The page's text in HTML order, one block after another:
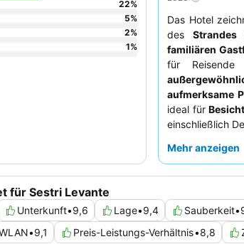
Das Hotel
desStrandes
familiären
für
aufmerksame
ideal für
einschließlich
Familien
Erfahrung in
Dachterrasse
Mehr anzeigen
für Sestri Levante
Unterkunft•9,6 Lage•9,4 Sauberkeit•
•9,1 Preis-Leistungs-Verhältnis•8,8
22%
5%
2%
1%